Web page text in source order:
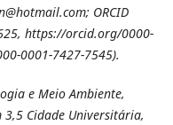
ORCID
https://orcid.org/0000-
0001-7427-7545).
e Meio Ambiente,
3,5 Cidade Universitária,